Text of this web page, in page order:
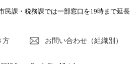
民課・税務課では一部窓口を19時まで延長
方 お問い合わせ（組織別）